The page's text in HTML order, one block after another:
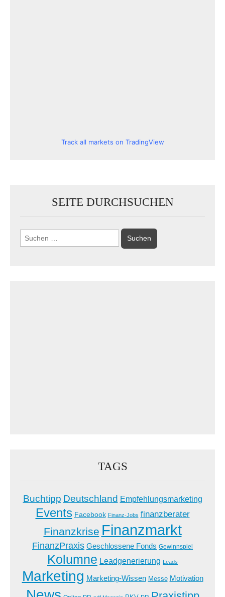
Track all markets on TradingView
SEITE DURCHSUCHEN
Suchen
nach:
TAGS
Buchtipp Deutschland Empfehlungsmarketing
Events Facebook Finanz-Jobs finanzberater
Finanzkrise Finanzmarkt
FinanzPraxis Geschlossene Fonds Gewinnspiel
Kolumne Leadgenerierung Leads
Marketing Marketing-Wissen Messe Motivation